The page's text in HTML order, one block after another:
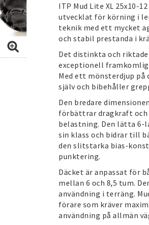
ITP Mud Lite XL 25x10-
utvecklat för körning i
teknik med ett mycket
och stabil prestanda i
Det distinkta och
exceptionell
Med ett mönsterdjup på
själv och bibehåller
Den bredare
förbättrar dragkraft
belastning. Den lätta
sin klass och bidrar till
den slitstarka bias-
punktering.
Däcket är anpassat för
mellan 6 och 8,5 tum.
användning i terräng.
förare som kräver
användning på allmän